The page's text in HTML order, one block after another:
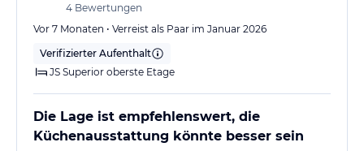
4 Bewertungen
Vor 7 Monaten • Verreist als Paar im Januar 2026
Verifizierter Aufenthalt
JS Superior oberste Etage
Die Lage ist empfehlenswert, die
Küchenausstattung könnte besser sein